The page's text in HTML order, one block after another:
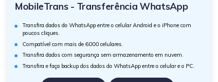
MobileTrans - Transferência WhatsApp
Transfira dados do WhatsApp entre o celular Android e o iPhone com
poucos cliques.
Compatível com mais de 6000 celulares.
Transfira dados com segurança sem armazenamento em nuvem.
Transfira e faça backup dos dados do WhatsApp entre o celular e o PC.